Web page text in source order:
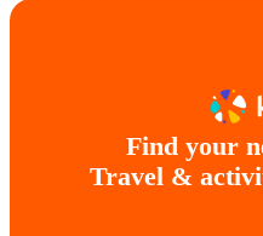
Find your
Travel &